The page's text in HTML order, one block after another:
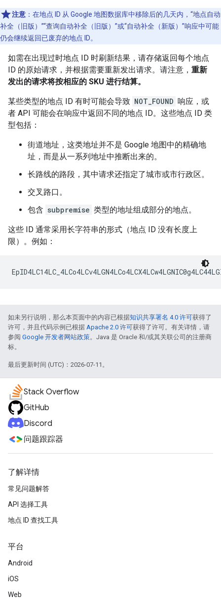
注意 ：在地点 ID 从 Google 地图数据库中移除后的几天内，“地点自动
补全（旧版）”“查询自动补全（旧版）”或“自动补全（新版）”响应中可能
仍会继续返回已废弃的地点 ID。
如需在出现过时地点 ID 时刷新结果，请存储返回每个地点
ID 的原始请求，并根据需要重新发出请求。请注意， 重新
发出的请求将按相应的 SKU 进行结算。
某些类型的地点 ID 有时可能会导致 NOT_FOUND 响应，或
者 API 可能会在响应中返回不同的地点 ID。这些地点 ID 类
型包括：
街道地址，这类地址并不是 Google 地图中的精确地
址，而是从一系列地址中推断出来的。
长路线的路段，其中请求还指定了城市或市行政区。
交叉路口。
包含 subpremise 类型的地址组成部分的地点。
这些 ID 通常采用长字符串的形式（地点 ID 没有长度上
限）。例如：
如未另行说明，那么本页面中的内容已根据知识共享署名 4.0 许可获得了
许可，并且代码示例已根据 Apache 2.0 许可获得了许可。有关详情，请
参阅 Google 开发者网站政策。Java 是 Oracle 和/或其关联公司的注册商
标。
最后更新时间 (UTC)：2026-07-11。
Stack Overflow
GitHub
Discord
问题跟踪器
了解详情
常见问题解答
API 选择工具
地点 ID 查找工具
平台
Android
iOS
Web